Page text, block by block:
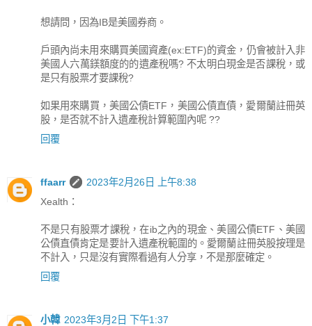
想請問，因為IB是美國券商。
戶頭內尚未用來購買美國資產(ex:ETF)的資金，仍會被計入非
美國人六萬鎂額度的的遺產稅嗎? 不太明白現金是否課稅，或
是只有股票才要課稅?
如果用來購買，美國公債ETF，美國公債直債，愛爾蘭註冊英
股，是否就不計入遺產稅計算範圍內呢 ??
回覆
ffaarr
2023年2月26日 上午8:38
Xealth：
不是只有股票才課稅，在ib之內的現金、美國公債ETF、美國
公債直債肯定是要計入遺產稅範圍的。愛爾蘭註冊英股按理是
不計入，只是沒有實際看過有人分享，不是那麼確定。
回覆
小韓 2023年3月2日 下午1:37